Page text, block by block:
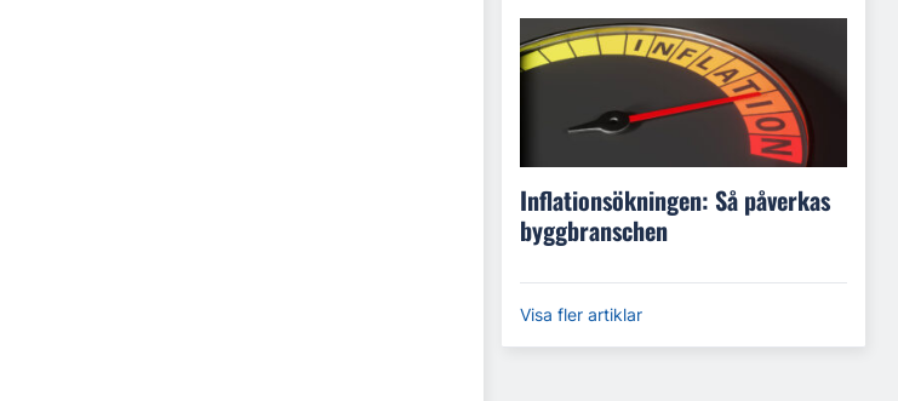
Inflationsökningen: Så påverkas
byggbranschen
Visa fler artiklar